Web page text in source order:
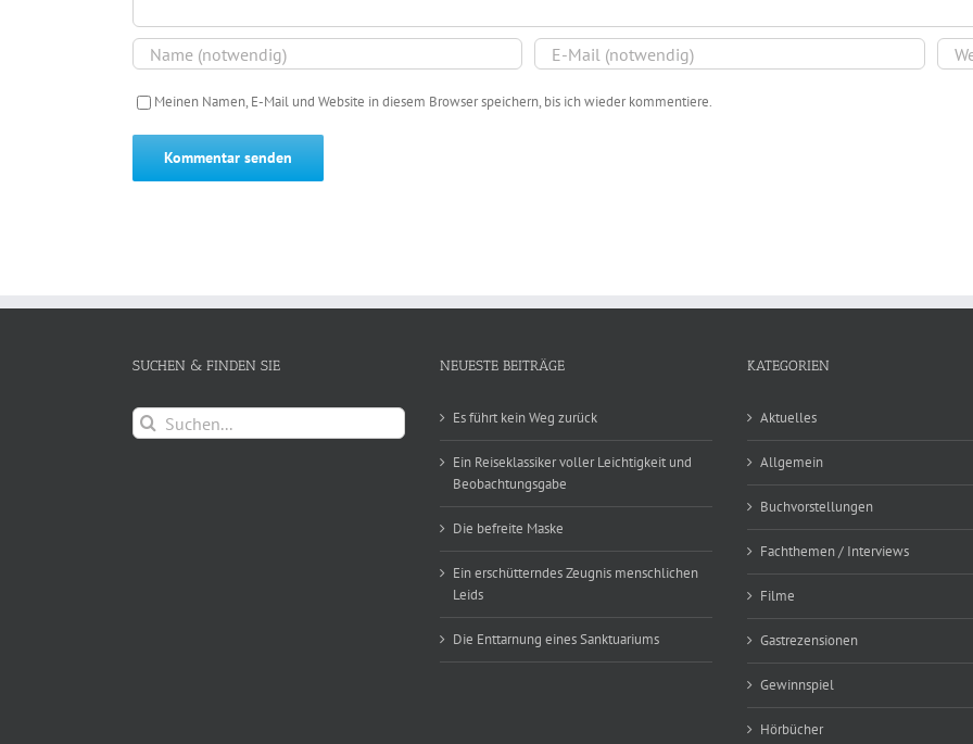
Meinen Namen, E-Mail und Website in diesem Browser speichern, bis ich wieder kommentiere.
SUCHEN & FINDEN SIE
Suche
nach:
NEUESTE BEITRÄGE
Es führt kein Weg zurück
Ein Reiseklassiker voller Leichtigkeit und
Beobachtungsgabe
Die befreite Maske
Ein erschütterndes Zeugnis menschlichen
Leids
Die Enttarnung eines Sanktuariums
KATEGORIEN
Aktuelles
Allgemein
Buchvorstellungen
Fachthemen / Interviews
Filme
Gastrezensionen
Gewinnspiel
Hörbücher